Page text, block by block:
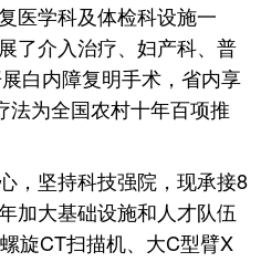
医学科及体检科设施一
了介入治疗、妇产科、普
白内障复明手术，省内享
法为全国农村十年百项推
，坚持科技强院，现承接8
加大基础设施和人才队伍
旋CT扫描机、大C型臂X